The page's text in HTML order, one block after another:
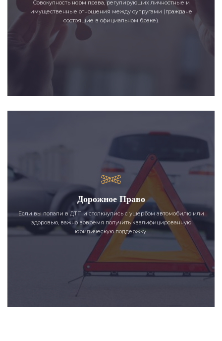
Совокупность норм права, регулирующих личностные и
имущественные отношения между супругами (граждане
состоящие в официальном браке).
Дорожное Право
Если вы попали в ДТП и столкнулись с ущербом автомобилю или
здоровью, важно вовремя получить квалифицированную
юридическую поддержку.